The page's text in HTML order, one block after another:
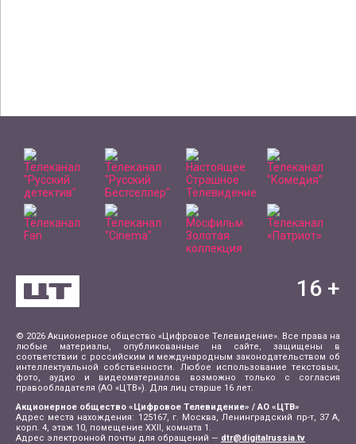
© 2026 Акционерное общество «Цифровое Телевидение». Все права на
любые материалы, опубликованные на сайте, защищены в
соответствии с российским и международным законодательством об
интеллектуальной собственности. Любое использование текстовых,
фото, аудио и видеоматериалов возможно только с согласия
правообладателя (АО «ЦТВ»). Для лиц старше 16 лет.
Акционерное общество «Цифровое Телевидение» / АО «ЦТВ»
Адрес места нахождения: 125167, г. Москва, Ленинградский пр-т, 37 А,
корп. 4, этаж 10, помещение XXII, комната 1.
Адрес электронной почты для обращений — dtr@digitalrussia.tv
16 +